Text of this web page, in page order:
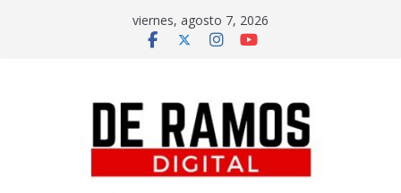
viernes, agosto 7, 2026